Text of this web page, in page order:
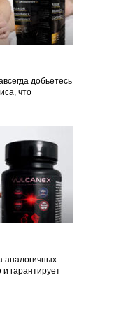
добьетесь
что
аналогичных
и гарантирует